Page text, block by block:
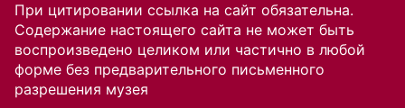
При цитировании ссылка на сайт обязательна.
Содержание настоящего сайта не может быть
воспроизведено целиком или частично в любой
форме без предварительного письменного
разрешения музея